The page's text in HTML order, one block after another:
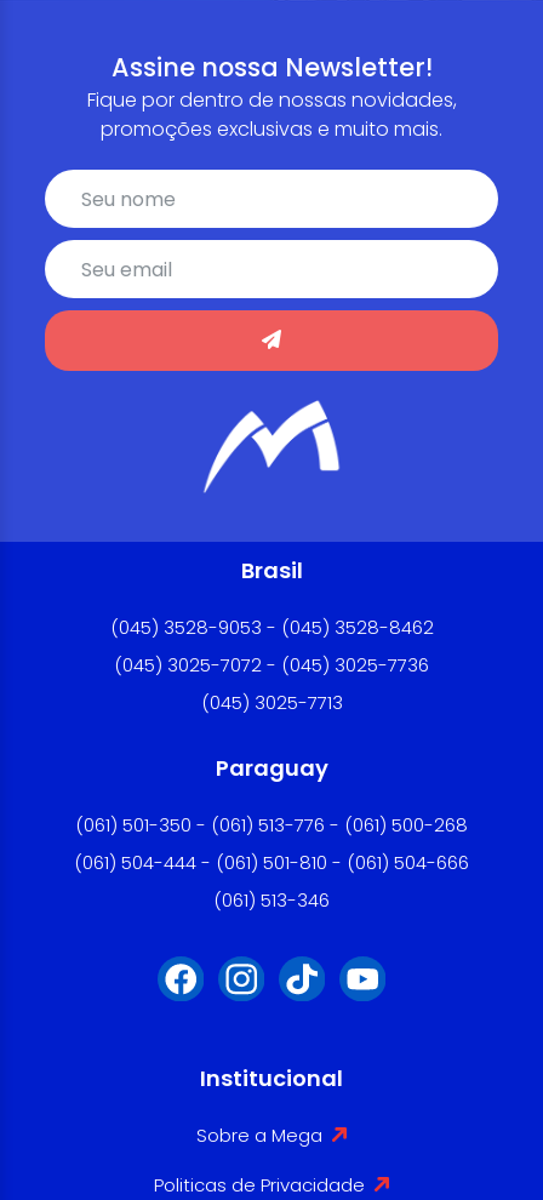
Assine nossa Newsletter!
Fique por dentro de nossas novidades,
promoções exclusivas e muito mais.
Brasil
(045) 3528-9053 - (045) 3528-8462
(045) 3025-7072 - (045) 3025-7736
(045) 3025-7713
Paraguay
(061) 501-350 - (061) 513-776 - (061) 500-268
(061) 504-444 - (061) 501-810 - (061) 504-666
(061) 513-346
Institucional
Sobre a Mega
Politicas de Privacidade